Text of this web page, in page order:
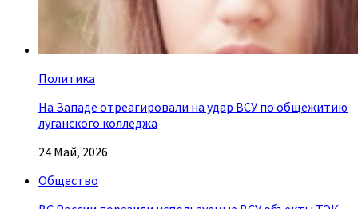
Политика
На Западе отреагировали на удар ВСУ по общежитию
луганского колледжа
24 Май, 2026
Общество